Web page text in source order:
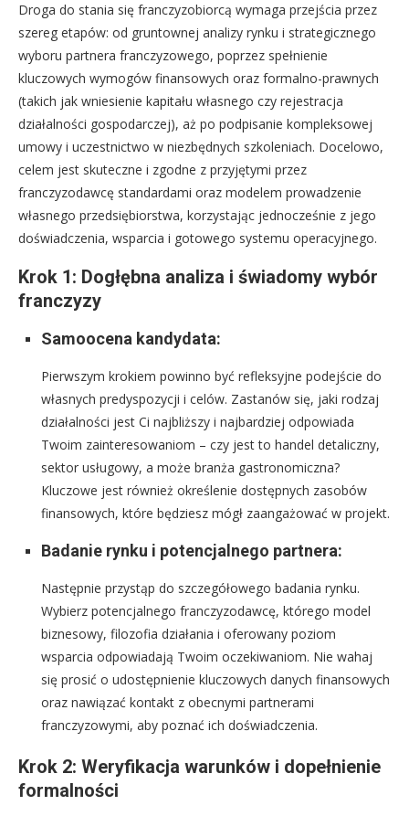
Droga do stania się franczyzobiorcą wymaga przejścia przez
szereg etapów: od gruntownej analizy rynku i strategicznego
wyboru partnera franczyzowego, poprzez spełnienie
kluczowych wymogów finansowych oraz formalno-prawnych
(takich jak wniesienie kapitału własnego czy rejestracja
działalności gospodarczej), aż po podpisanie kompleksowej
umowy i uczestnictwo w niezbędnych szkoleniach. Docelowo,
celem jest skuteczne i zgodne z przyjętymi przez
franczyzodawcę standardami oraz modelem prowadzenie
własnego przedsiębiorstwa, korzystając jednocześnie z jego
doświadczenia, wsparcia i gotowego systemu operacyjnego.
Krok 1: Dogłębna analiza i świadomy wybór
franczyzy
Samoocena kandydata:
Pierwszym krokiem powinno być refleksyjne podejście do
własnych predyspozycji i celów. Zastanów się, jaki rodzaj
działalności jest Ci najbliższy i najbardziej odpowiada
Twoim zainteresowaniom – czy jest to handel detaliczny,
sektor usługowy, a może branża gastronomiczna?
Kluczowe jest również określenie dostępnych zasobów
finansowych, które będziesz mógł zaangażować w projekt.
Badanie rynku i potencjalnego partnera:
Następnie przystąp do szczegółowego badania rynku.
Wybierz potencjalnego franczyzodawcę, którego model
biznesowy, filozofia działania i oferowany poziom
wsparcia odpowiadają Twoim oczekiwaniom. Nie wahaj
się prosić o udostępnienie kluczowych danych finansowych
oraz nawiązać kontakt z obecnymi partnerami
franczyzowymi, aby poznać ich doświadczenia.
Krok 2: Weryfikacja warunków i dopełnienie
formalności